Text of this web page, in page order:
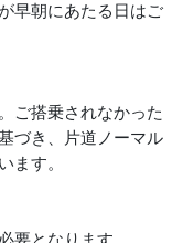
早朝にあたる日はご
ご搭乗されなかった
づき、片道ノーマル
ます。